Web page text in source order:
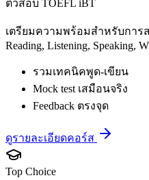
ติวสอบ TOEFL iBT
เตรียมความพร้อมสำหรับการ
Reading, Listening, Speaking,
รวมเทคนิคพูด-เขียน
Mock test เสมือนจริง
Feedback ตรงจุด
ดูรายละเอียดคอร์ส
Top Choice